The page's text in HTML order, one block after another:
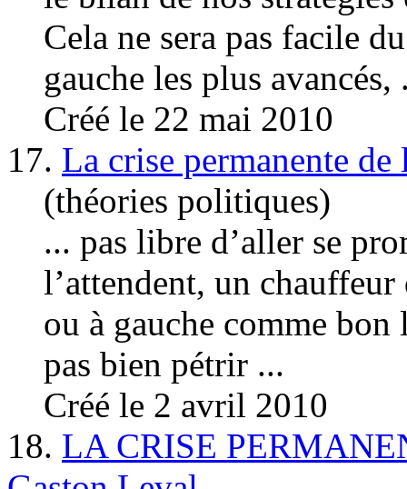
Cela ne sera pas facile
gauche les plus avancés,
Créé le 22 mai 2010
17. La crise permanente
(théories politiques)
... pas libre d’aller se
l’attendent, un
ou à gauche comme bon
pas bien pétrir ...
Créé le 2 avril 2010
18. LA CRISE